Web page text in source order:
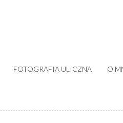
FOTOGRAFIA ULICZNA O